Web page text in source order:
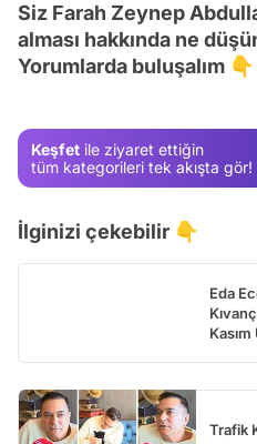
Siz Farah Zeynep
alması hakkında ne
Yorumlarda buluşalım 👇
Keşfet ile ziyaret ettiğin
tüm kategorileri tek akışta gör!
İlginizi çekebilir 👇
Eda
Trafik